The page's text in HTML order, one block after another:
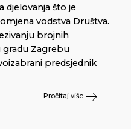
djelovanja što je
vodstva Društva.
brojnih
gradu Zagrebu
predsjednik
Pročitaj više